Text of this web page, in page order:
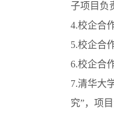
子项目负
4.校企合
5.校企合
6.校企合
7.清华大
究”，项